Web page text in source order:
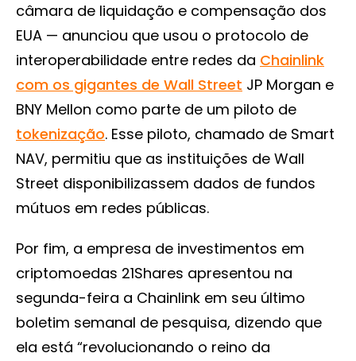
câmara de liquidação e compensação dos
EUA — anunciou que usou o protocolo de
interoperabilidade entre redes da Chainlink
com os gigantes de Wall Street JP Morgan e
BNY Mellon como parte de um piloto de
tokenização. Esse piloto, chamado de Smart
NAV, permitiu que as instituições de Wall
Street disponibilizassem dados de fundos
mútuos em redes públicas.
Por fim, a empresa de investimentos em
criptomoedas 21Shares apresentou na
segunda-feira a Chainlink em seu último
boletim semanal de pesquisa, dizendo que
ela está “revolucionando o reino da